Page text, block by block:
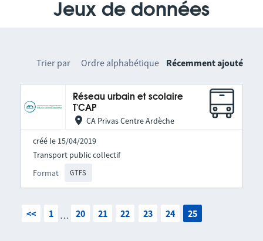
Jeux de données
Trier par Ordre alphabétique Récemment ajouté
Réseau urbain et scolaire
T'CAP
CA Privas Centre Ardèche
créé le 15/04/2019
Format GTFS
Transport public collectif
<< 1 … 20 21 22 23 24 25